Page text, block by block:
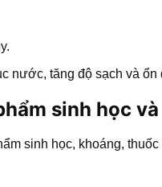
nước, tăng độ sạch và ổn
sinh học
sinh học, khoáng,